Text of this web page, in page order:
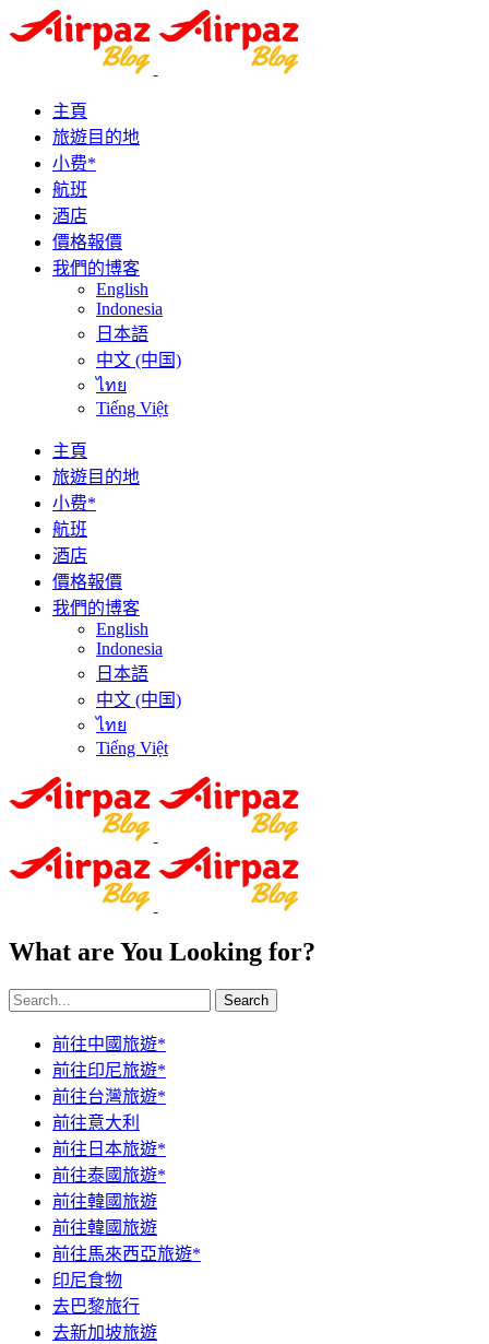
主頁
旅遊目的地
小费*
航班
酒店
價格報價
我們的博客
English
Indonesia
日本語
中文 (中国)
ไทย
Tiếng Việt
主頁
旅遊目的地
小费*
航班
酒店
價格報價
我們的博客
English
Indonesia
日本語
中文 (中国)
ไทย
Tiếng Việt
What are You Looking for?
Search
前往中國旅遊*
前往印尼旅遊*
前往台灣旅遊*
前往意大利
前往日本旅遊*
前往泰國旅遊*
前往韓國旅遊
前往韓國旅遊
前往馬來西亞旅遊*
印尼食物
去巴黎旅行
去新加坡旅遊